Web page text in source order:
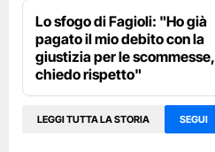
Lo sfogo di Fagioli: "Ho già
pagato il mio debito con la
giustizia per le scommesse,
chiedo rispetto"
LEGGI TUTTA LA STORIA SEGUI